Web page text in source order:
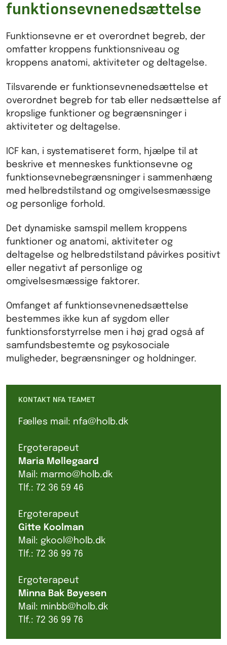
funktionsevnenedsættelse
Funktionsevne er et overordnet begreb, der
omfatter kroppens funktionsniveau og
kroppens anatomi, aktiviteter og deltagelse.
Tilsvarende er funktionsevnenedsættelse et
overordnet begreb for tab eller nedsættelse af
kropslige funktioner og begrænsninger i
aktiviteter og deltagelse.
ICF kan, i systematiseret form, hjælpe til at
beskrive et menneskes funktionsevne og
funktionsevnebegrænsninger i sammenhæng
med helbredstilstand og omgivelsesmæssige
og personlige forhold.
Det dynamiske samspil mellem kroppens
funktioner og anatomi, aktiviteter og
deltagelse og helbredstilstand påvirkes positivt
eller negativt af personlige og
omgivelsesmæssige faktorer.
Omfanget af funktionsevnenedsættelse
bestemmes ikke kun af sygdom eller
funktionsforstyrrelse men i høj grad også af
samfundsbestemte og psykosociale
muligheder, begrænsninger og holdninger.
KONTAKT NFA TEAMET
Fælles mail: nfa@holb.dk
Ergoterapeut
Maria Møllegaard
Mail: marmo@holb.dk
Tlf.: 72 36 59 46
Ergoterapeut
Gitte Koolman
Mail: gkool@holb.dk
Tlf.: 72 36 99 76
Ergoterapeut
Minna Bak Bøyesen
Mail: minbb@holb.dk
Tlf.: 72 36 99 76